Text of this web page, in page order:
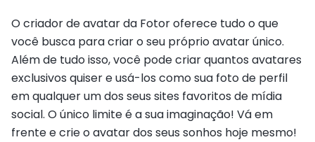
O criador de avatar da Fotor oferece tudo o que
você busca para criar o seu próprio avatar único.
Além de tudo isso, você pode criar quantos avatares
exclusivos quiser e usá-los como sua foto de perfil
em qualquer um dos seus sites favoritos de mídia
social. O único limite é a sua imaginação! Vá em
frente e crie o avatar dos seus sonhos hoje mesmo!